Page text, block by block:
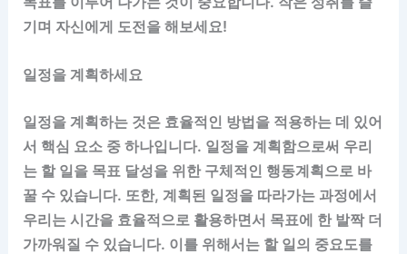
기며 자신에게 도전을 해보세요!
일정을 계획하세요
일정을 계획하는 것은 효율적인 방법을 적용하는 데 있어
서 핵심 요소 중 하나입니다. 일정을 계획함으로써 우리
는 할 일을 목표 달성을 위한 구체적인 행동계획으로 바
꿀 수 있습니다. 또한, 계획된 일정을 따라가는 과정에서
우리는 시간을 효율적으로 활용하면서 목표에 한 발짝 더
가까워질 수 있습니다. 이를 위해서는 할 일의 중요도를